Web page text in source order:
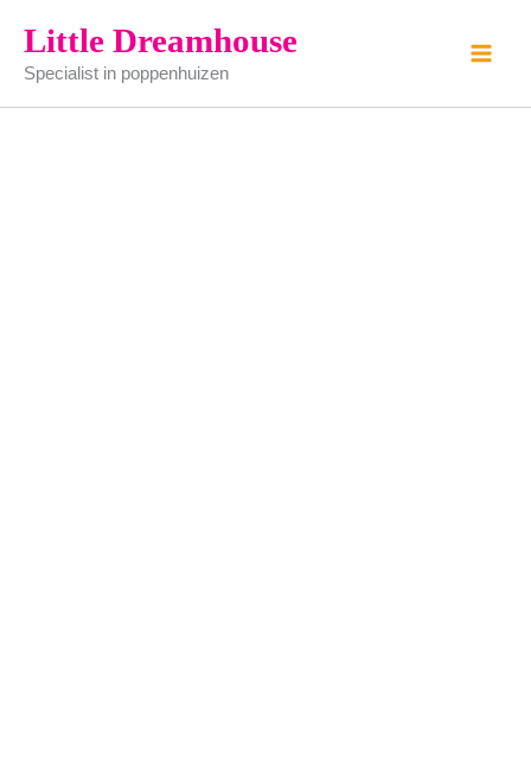
naar
inhoud
Little Dreamhouse
Specialist in poppenhuizen
pop
aantal